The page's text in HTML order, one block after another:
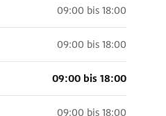
09:00 bis 18:00
09:00 bis 18:00
09:00 bis 18:00
09:00 bis 18:00